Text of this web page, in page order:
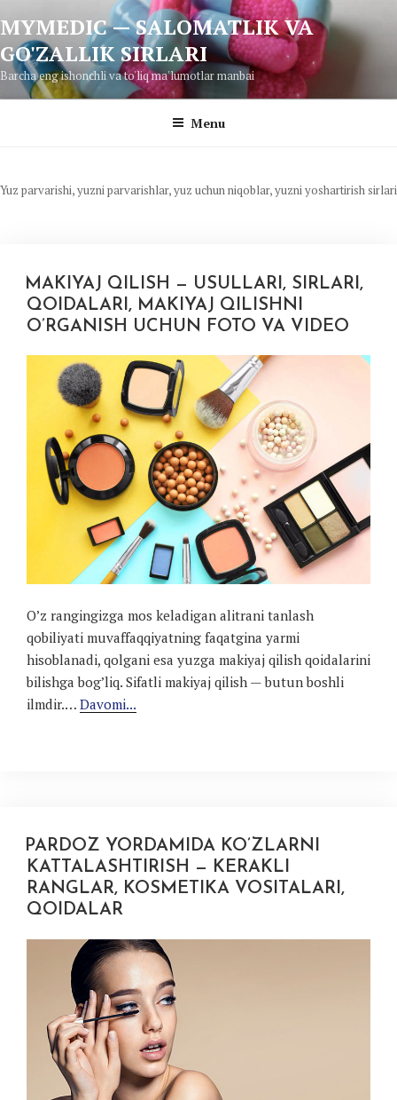
to
content
MYMEDIC — SALOMATLIK VA
GO'ZALLIK SIRLARI
Barcha eng ishonchli va to'liq ma'lumotlar manbai
Menu
Yuz parvarishi, yuzni parvarishlar, yuz uchun niqoblar, yuzni yoshartirish sirlari
MAKIYAJ QILISH — USULLARI, SIRLARI,
QOIDALARI, MAKIYAJ QILISHNI
O’RGANISH UCHUN FOTO VA VIDEO
O’z rangingizga mos keladigan alitrani tanlash
qobiliyati muvaffaqqiyatning faqatgina yarmi
hisoblanadi, qolgani esa yuzga makiyaj qilish qoidalarini
bilishga bog’liq. Sifatli makiyaj qilish — butun boshli
ilmdir.… Davomi...
PARDOZ YORDAMIDA KO’ZLARNI
KATTALASHTIRISH — KERAKLI
RANGLAR, KOSMETIKA VOSITALARI,
QOIDALAR